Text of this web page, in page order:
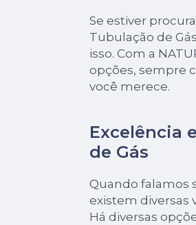
Se estiver
Tubulação de
isso. Com a
opções, sempre
você merece.
Excelência
de Gás
Quando falamos
existem diversas
Há diversas